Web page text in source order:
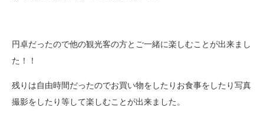
円卓だったので他の観光客の方とご一緒に楽しむことが出来まし
た！！
残りは自由時間だったのでお買い物をしたりお食事をしたり写真
撮影をしたり等して楽しむことが出来ました。